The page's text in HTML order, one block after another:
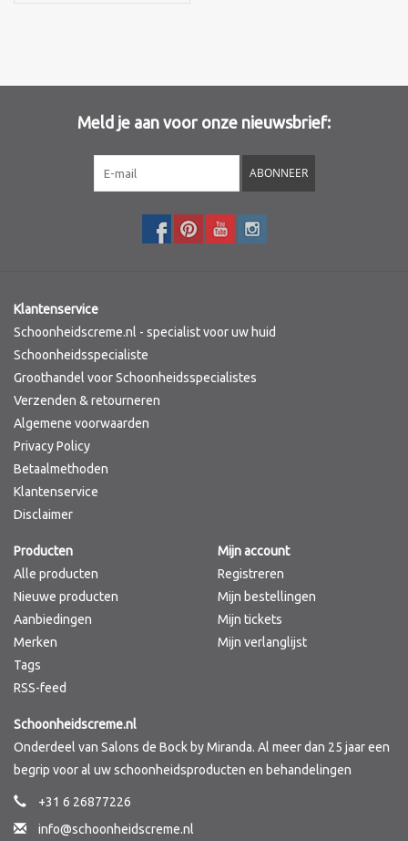
Meld je aan voor onze nieuwsbrief:
ABONNEER
Klantenservice
Schoonheidscreme.nl - specialist voor uw huid
Schoonheidsspecialiste
Groothandel voor Schoonheidsspecialistes
Verzenden & retourneren
Algemene voorwaarden
Privacy Policy
Betaalmethoden
Klantenservice
Disclaimer
Producten
Alle producten
Nieuwe producten
Aanbiedingen
Merken
Tags
RSS-feed
Mijn account
Registreren
Mijn bestellingen
Mijn tickets
Mijn verlanglijst
Schoonheidscreme.nl
Onderdeel van Salons de Bock by Miranda. Al meer dan 25 jaar een
begrip voor al uw schoonheidsproducten en behandelingen
+31 6 26877226
info@schoonheidscreme.nl